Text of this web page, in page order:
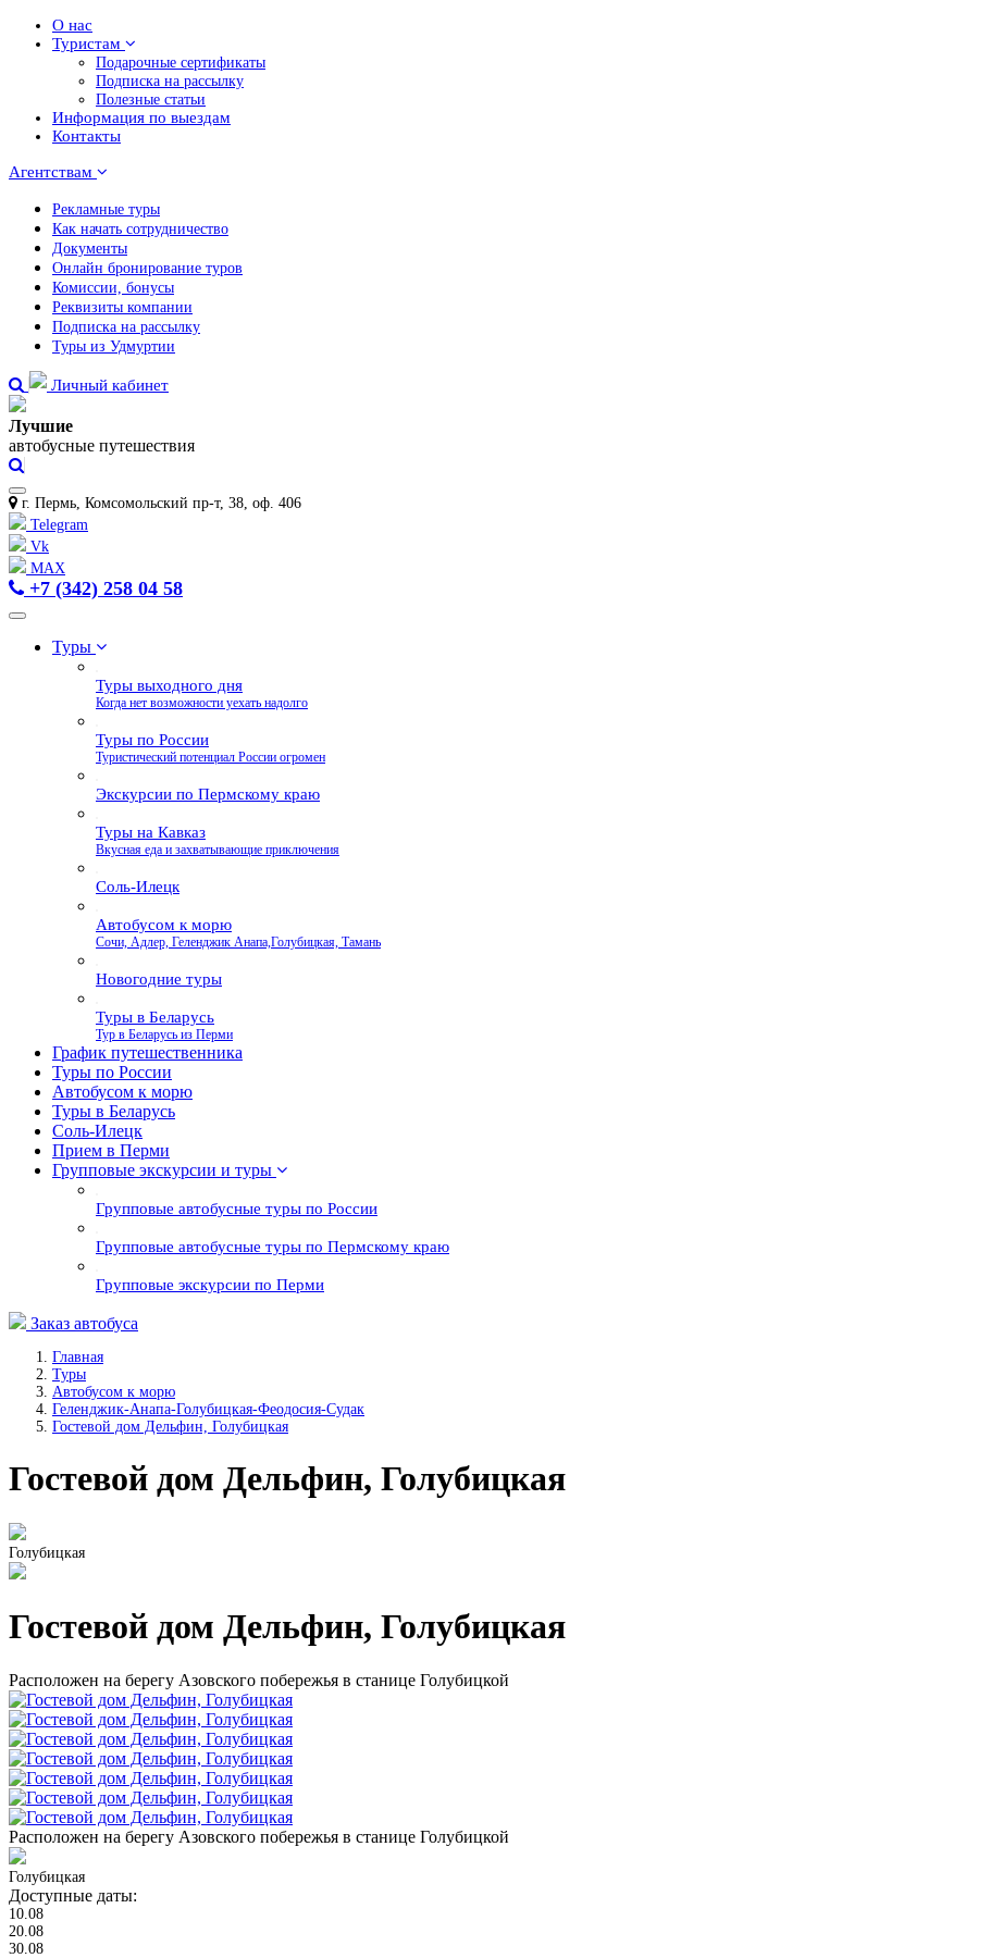
О нас
Туристам
Подарочные сертификаты
Подписка на рассылку
Полезные статьи
Информация по выездам
Контакты
Агентствам
Рекламные туры
Как начать сотрудничество
Документы
Онлайн бронирование туров
Комиссии, бонусы
Реквизиты компании
Подписка на рассылку
Туры из Удмуртии
Личный кабинет
Лучшие
автобусные путешествия
г. Пермь, Комсомольский пр-т, 38, оф. 406
Telegram
Vk
MAX
+7 (342) 258 04 58
Туры
Туры выходного дня
Когда нет возможности уехать надолго
Туры по России
Туристический потенциал России огромен
Экскурсии по Пермскому краю
Туры на Кавказ
Вкусная еда и захватывающие приключения
Соль-Илецк
Автобусом к морю
Сочи, Адлер, Геленджик Анапа,Голубицкая, Тамань
Новогодние туры
Туры в Беларусь
Тур в Беларусь из Перми
График путешественника
Туры по России
Автобусом к морю
Туры в Беларусь
Соль-Илецк
Прием в Перми
Групповые экскурсии и туры
Групповые автобусные туры по России
Групповые автобусные туры по Пермскому краю
Групповые экскурсии по Перми
Заказ автобуса
Главная
Туры
Автобусом к морю
Геленджик-Анапа-Голубицкая-Феодосия-Судак
Гостевой дом Дельфин, Голубицкая
Гостевой дом Дельфин, Голубицкая
Голубицкая
Гостевой дом Дельфин, Голубицкая
Расположен на берегу Азовского побережья в станице Голубицкой
Расположен на берегу Азовского побережья в станице Голубицкой
Голубицкая
Доступные даты:
10.08
20.08
30.08